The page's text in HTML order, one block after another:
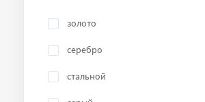
золото
серебро
стальной